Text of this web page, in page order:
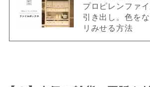
プロピレンファ
引き出し。色を
リみせる方法